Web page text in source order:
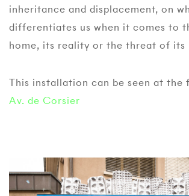
inheritance and displacement, on
differentiates us when it comes to
home, its reality or the threat of its
This installation can be seen at the
Av. de Corsier